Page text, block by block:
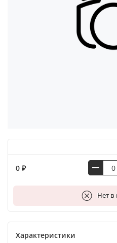
0 ₽
Нет
В
Характеристики